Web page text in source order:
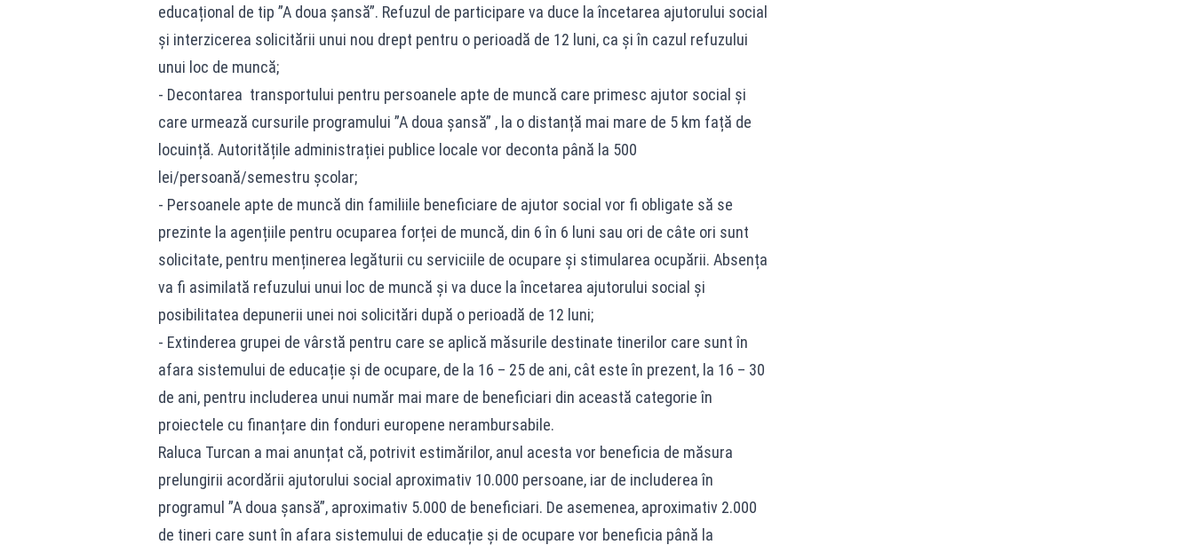
educațional de tip ”A doua șansă”. Refuzul de participare va duce la încetarea ajutorului social
și interzicerea solicitării unui nou drept pentru o perioadă de 12 luni, ca și în cazul refuzului
unui loc de muncă;
- Decontarea transportului pentru persoanele apte de muncă care primesc ajutor social și
care urmează cursurile programului ”A doua șansă” , la o distanță mai mare de 5 km față de
locuință. Autoritățile administrației publice locale vor deconta până la 500
lei/persoană/semestru școlar;
- Persoanele apte de muncă din familiile beneficiare de ajutor social vor fi obligate să se
prezinte la agențiile pentru ocuparea forței de muncă, din 6 în 6 luni sau ori de câte ori sunt
solicitate, pentru menținerea legăturii cu serviciile de ocupare și stimularea ocupării. Absența
va fi asimilată refuzului unui loc de muncă și va duce la încetarea ajutorului social și
posibilitatea depunerii unei noi solicitări după o perioadă de 12 luni;
- Extinderea grupei de vârstă pentru care se aplică măsurile destinate tinerilor care sunt în
afara sistemului de educație și de ocupare, de la 16 – 25 de ani, cât este în prezent, la 16 – 30
de ani, pentru includerea unui număr mai mare de beneficiari din această categorie în
proiectele cu finanțare din fonduri europene nerambursabile.
Raluca Turcan a mai anunțat că, potrivit estimărilor, anul acesta vor beneficia de măsura
prelungirii acordării ajutorului social aproximativ 10.000 persoane, iar de includerea în
programul ”A doua şansă”, aproximativ 5.000 de beneficiari. De asemenea, aproximativ 2.000
de tineri care sunt în afara sistemului de educație și de ocupare vor beneficia până la